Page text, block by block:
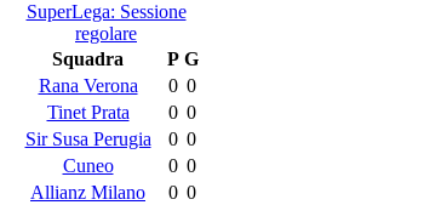
SuperLega: Sessione
regolare
Squadra
P G
Rana Verona
0 0
Tinet Prata
0 0
Sir Susa Perugia
0 0
Cuneo
0 0
Allianz Milano
0 0